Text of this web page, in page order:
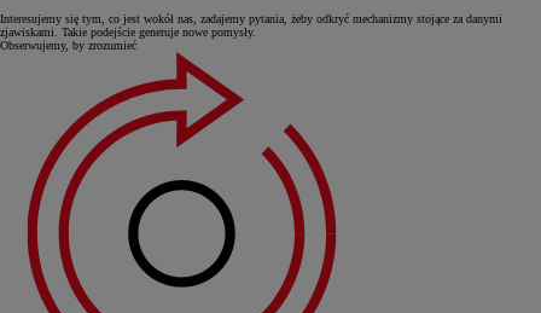
Interesujemy się tym, co jest wokół nas, zadajemy pytania, żeby odkryć mechanizmy stojące za danymi
zjawiskami. Takie podejście generuje nowe pomysły.
Obserwujemy, by zrozumieć